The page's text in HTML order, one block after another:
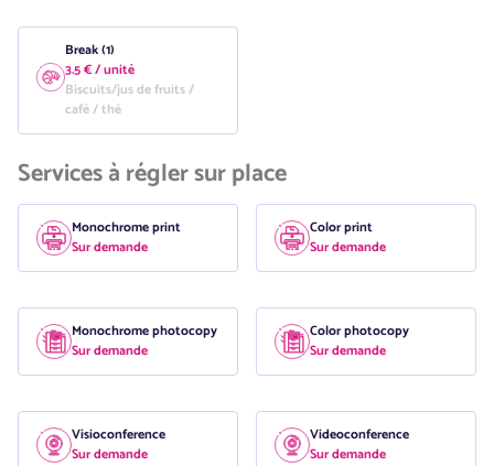
Break (1)
3.5 € / unité
Biscuits/jus de fruits /
café / thé
Services à régler sur place
Monochrome print
Sur demande
Color print
Sur demande
Monochrome photocopy
Sur demande
Color photocopy
Sur demande
Visioconference
Sur demande
Videoconference
Sur demande